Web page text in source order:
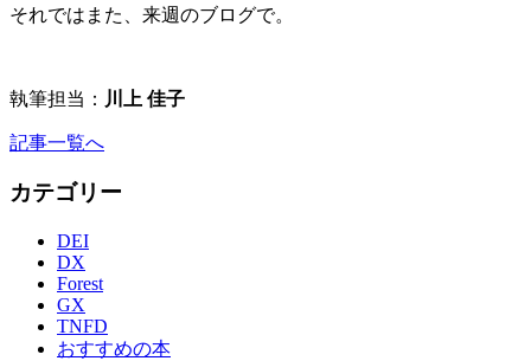
それではまた、来週のブログで。
執筆担当： 川上 佳子
記事一覧へ
カテゴリー
DEI
DX
Forest
GX
TNFD
おすすめの本